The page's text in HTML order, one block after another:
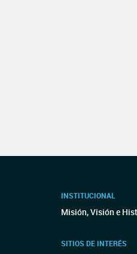
INSTITUCIONAL
Misión, Visión e
SITIOS DE INTERÉS